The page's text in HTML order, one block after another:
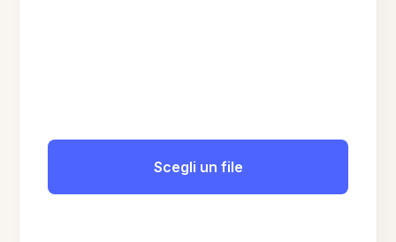
Scegli un file